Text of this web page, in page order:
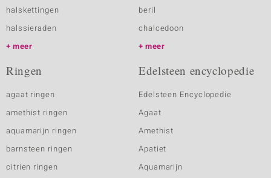
halskettingen
halssieraden
meer
beril
chalcedoon
meer
Ringen
agaat ringen
amethist ringen
aquamarijn ringen
barnsteen ringen
citrien ringen
Edelsteen encyclopedie
Edelsteen Encyclopedie
Agaat
Amethist
Apatiet
Aquamarijn